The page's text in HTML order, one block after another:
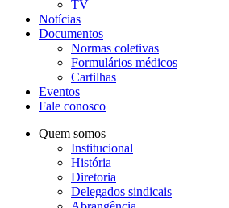
TV
Notícias
Documentos
Normas coletivas
Formulários médicos
Cartilhas
Eventos
Fale conosco
Quem somos
Institucional
História
Diretoria
Delegados sindicais